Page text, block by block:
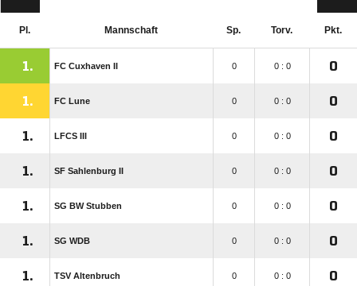
Pl. Mannschaft Sp. Torv. Pkt.
1. FC Cuxhaven II 0 0 : 0 0
1. FC Lune 0 0 : 0 0
1. LFCS III 0 0 : 0 0
1. SF Sahlenburg II 0 0 : 0 0
1. SG BW Stubben 0 0 : 0 0
1. SG WDB 0 0 : 0 0
1. TSV Altenbruch 0 0 : 0 0